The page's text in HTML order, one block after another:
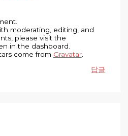
moderating, editing, and
please visit the
in the dashboard.
come from Gravatar.
답글